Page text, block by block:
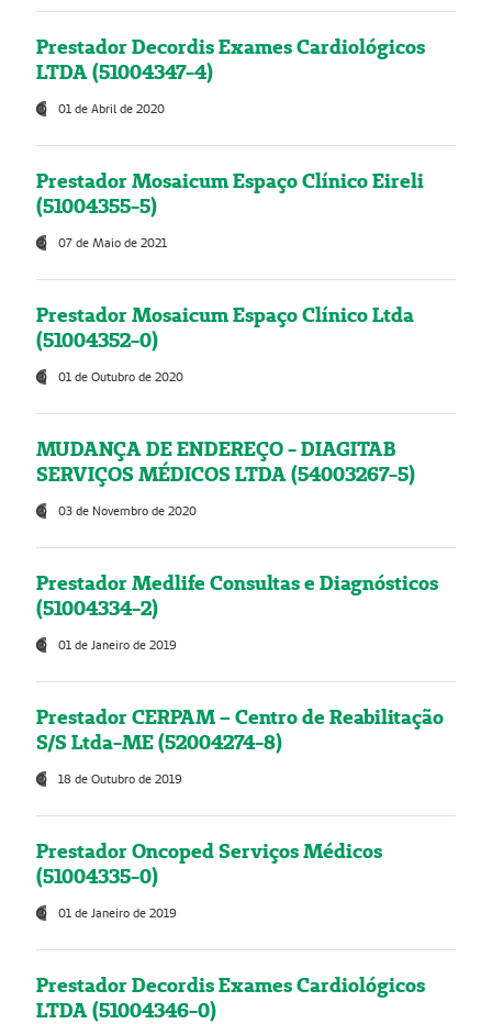
Prestador Decordis Exames Cardiológicos
LTDA (51004347-4)
01 de Abril de 2020
Prestador Mosaicum Espaço Clínico Eireli
(51004355-5)
07 de Maio de 2021
Prestador Mosaicum Espaço Clínico Ltda
(51004352-0)
01 de Outubro de 2020
MUDANÇA DE ENDEREÇO - DIAGITAB
SERVIÇOS MÉDICOS LTDA (54003267-5)
03 de Novembro de 2020
Prestador Medlife Consultas e Diagnósticos
(51004334-2)
01 de Janeiro de 2019
Prestador CERPAM – Centro de Reabilitação
S/S Ltda-ME (52004274-8)
18 de Outubro de 2019
Prestador Oncoped Serviços Médicos
(51004335-0)
01 de Janeiro de 2019
Prestador Decordis Exames Cardiológicos
LTDA (51004346-0)